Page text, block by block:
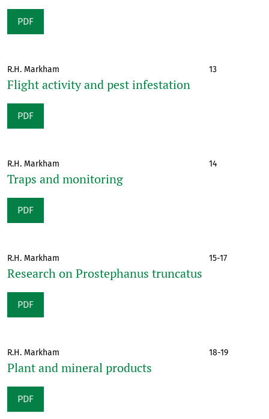
PDF
R.H. Markham 13
Flight activity and pest infestation
PDF
R.H. Markham 14
Traps and monitoring
PDF
R.H. Markham 15-17
Research on Prostephanus truncatus
PDF
R.H. Markham 18-19
Plant and mineral products
PDF